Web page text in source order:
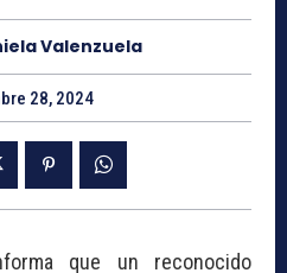
Valenzuela
28, 2024
que un reconocido